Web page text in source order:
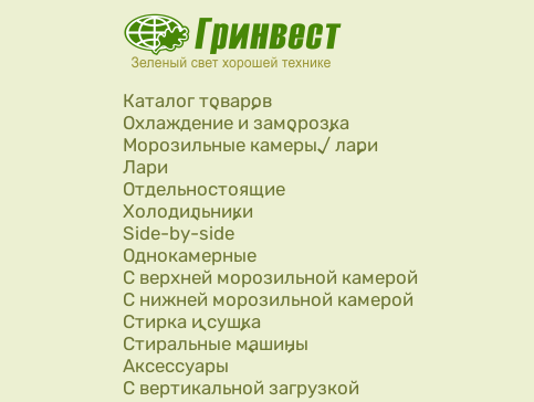
Перейти к основному содержанию
Каталог товаров
Охлаждение и заморозка
Морозильные камеры / лари
Лари
Отдельностоящие
Холодильники
Side-by-side
Однокамерные
С верхней морозильной камерой
С нижней морозильной камерой
Стирка и сушка
Стиральные машины
Аксессуары
С вертикальной загрузкой